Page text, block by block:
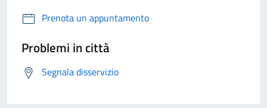
Prenota un appuntamento
Problemi in città
Segnala disservizio